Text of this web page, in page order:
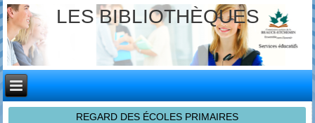
LES BIBLIOTHÈQUES
REGARD DES ÉCOLES PRIMAIRES